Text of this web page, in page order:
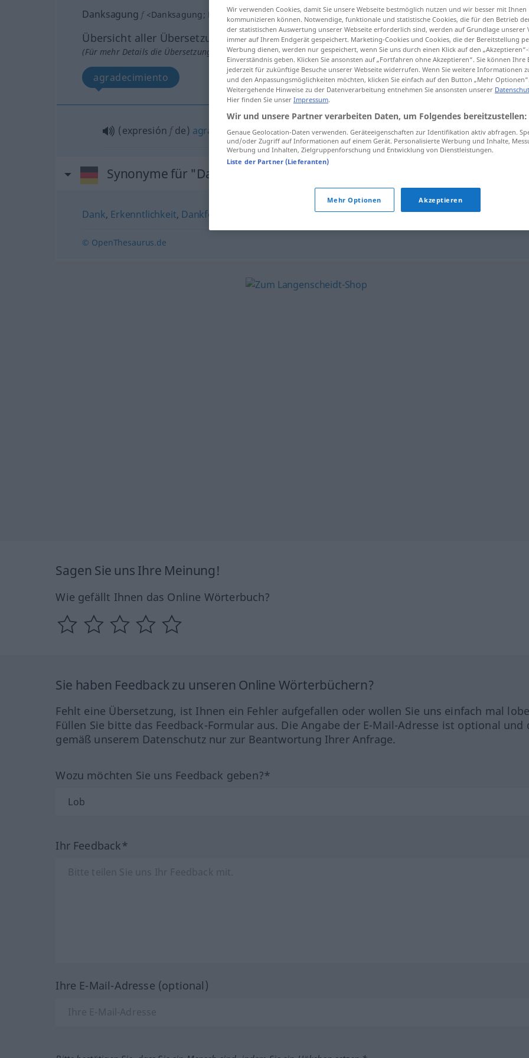
Danksagung f <Danksagung; Danksagungen>
Übersicht aller Übersetzungen
(Für mehr Details die Übersetzung anklicken/antippen)
agradecimiento
(expresión fde) agradecimientom Danksagung
Synonyme für "Danksagung"
Dank, Erkenntlichkeit, Dankfest
© OpenThesaurus.de
Sagen Sie uns Ihre Meinung!
Wie gefällt Ihnen das Online Wörterbuch?
Sie haben Feedback zu unseren Online Wörterbüchern?
Fehlt eine Übersetzung, ist Ihnen ein Fehler aufgefallen oder wollen Sie uns einfach mal
Füllen Sie bitte das Feedback-Formular aus. Die Angabe der E-Mail-Adresse ist optional und
gemäß unserem Datenschutz nur zur Beantwortung Ihrer Anfrage.
Wozu möchten Sie uns Feedback geben?*
Ihr Feedback*
Ihre E-Mail-Adresse (optional)
Wir verwenden Cookies, damit Sie unsere Webseite bestmöglich nutzen und wir besser mit Ihnen
kommunizieren können. Notwendige, funktionale und statistische Cookies, die für den Betrieb
der statistischen Auswertung unserer Webseite erforderlich sind, werden auf Grundlage unserer
immer auf Ihrem Endgerät gespeichert. Marketing-Cookies und Cookies, die der Bereitstellung
Werbung dienen, werden nur gespeichert, wenn Sie uns durch einen Klick auf den
Einverständnis geben. Klicken Sie ansonsten auf „Fortfahren ohne Akzeptieren“. Sie können Ihre
jederzeit für zukünftige Besuche unserer Webseite widerrufen. Wenn Sie weitere Informationen
und den Anpassungsmöglichkeiten möchten, klicken Sie einfach auf den Button „Mehr Optionen“.
Weitergehende Hinweise zu der Datenverarbeitung entnehmen Sie ansonsten unserer
Hier finden Sie unser Impressum.
Wir und unsere Partner verarbeiten Daten, um Folgendes bereitzustellen:
Genaue Geolocation-Daten verwenden. Geräteeigenschaften zur Identifikation aktiv abfragen.
und/oder Zugriff auf Informationen auf einem Gerät. Personalisierte Werbung und Inhalte,
Werbung und Inhalten, Zielgruppenforschung und Entwicklung von Dienstleistungen.
Liste der Partner (Lieferanten)
Mehr Optionen Akzeptieren